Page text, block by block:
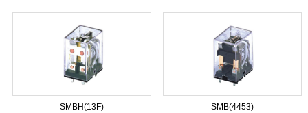
SMBH(13F) SMB(4453)